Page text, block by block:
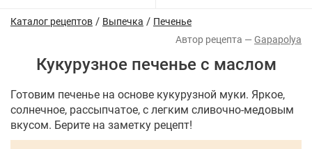
Каталог рецептов / Выпечка / Печенье
Gapapolya
Кукурузное печенье с маслом
Готовим печенье на основе кукурузной муки. Яркое,
солнечное, рассыпчатое, с легким сливочно-медовым
вкусом. Берите на заметку рецепт!